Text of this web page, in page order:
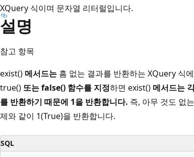
XQuery 식이며 문자열 리터럴입니다.
설명
참고 항목
exist() 메서드는 흠 없는 결과를 반환하는 XQuery 식
true() 또는false() 함수를 지정하면 exist() 메서드는
를 반환하기 때문에 1을 반환합니다. 즉, 아무 것도 없
제와 같이 1(True)을 반환합니다.
SQL